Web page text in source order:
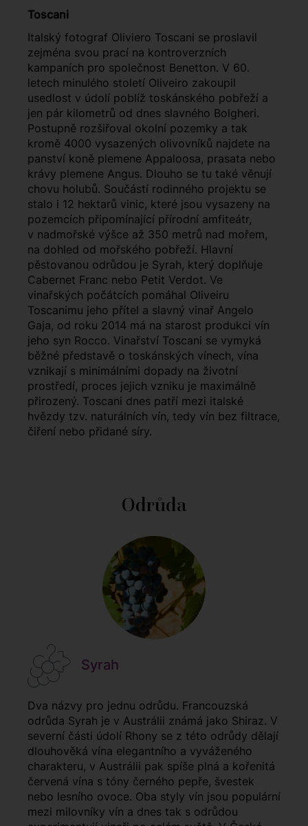
Toscani
Italský fotograf Oliviero Toscani se proslavil
zejména svou prací na kontroverzních
kampaních pro společnost Benetton. V 60.
letech minulého století Oliveiro zakoupil
usedlost v údolí poblíž toskánského pobřeží a
jen pár kilometrů od dnes slavného Bolgheri.
Postupně rozšiřoval okolní pozemky a tak
kromě 4000 vysazených olivovníků najdete na
panství koně plemene Appaloosa, prasata nebo
krávy plemene Angus. Dlouho se tu také věnují
chovu holubů. Součástí rodinného projektu se
stalo i 12 hektarů vinic, které jsou vysazeny na
pozemcích připomínající přírodní amfiteátr,
v nadmořské výšce až 350 metrů nad mořem,
na dohled od mořského pobřeží. Hlavní
pěstovanou odrůdou je Syrah, který doplňuje
Cabernet Franc nebo Petit Verdot. Ve
vinařských počátcích pomáhal Oliveiru
Toscanimu jeho přítel a slavný vinař Angelo
Gaja, od roku 2014 má na starost produkci vín
jeho syn Rocco. Vinařství Toscani se vymyká
běžné představě o toskánských vínech, vína
vznikají s minimálními dopady na životní
prostředí, proces jejich vzniku je maximálně
přirozený. Toscani dnes patří mezi italské
hvězdy tzv. naturálních vín, tedy vín bez filtrace,
čiření nebo přidané síry.
Odrůda
Syrah
Dva názvy pro jednu odrůdu. Francouzská
odrůda Syrah je v Austrálii známá jako Shiraz. V
severní části údolí Rhony se z této odrůdy dělají
dlouhověká vína elegantního a vyváženého
charakteru, v Austrálii pak spíše plná a kořenitá
červená vína s tóny černého pepře, švestek
nebo lesního ovoce. Oba styly vín jsou populární
mezi milovníky vín a dnes tak s odrůdou